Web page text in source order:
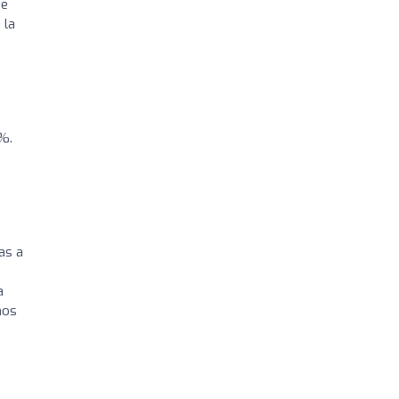
la
a